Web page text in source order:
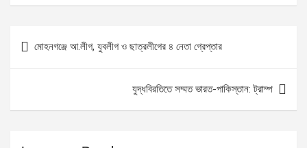
ce
o
se
n
g
at
s
A
ar
Post
navigation
মোহনগঞ্জে আ.লীগ, যুবলীগ ও ছাত্রলীগের ৪ নেতা গ্রেপ্তার
যুদ্ধবিরতিতে সম্মত ভারত-পাকিস্তান: ট্রাম্প